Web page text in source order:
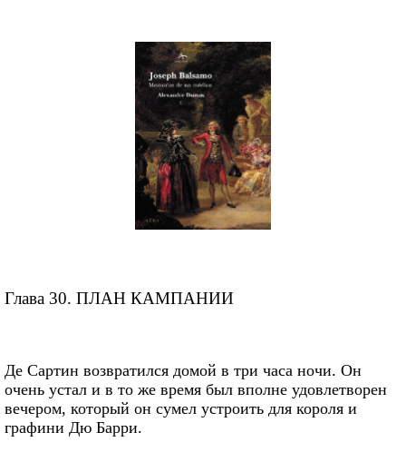
Глава 30. ПЛАН КАМПАНИИ
Де Сартин возвратился домой в три часа ночи. Он
очень устал и в то же время был вполне удовлетворен
вечером, который он сумел устроить для короля и
графини Дю Барри.